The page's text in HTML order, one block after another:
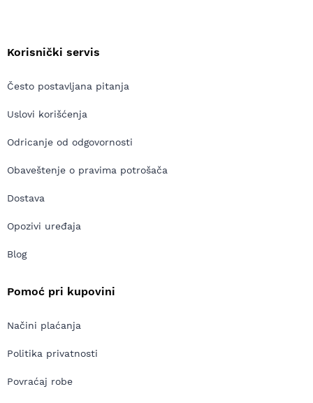
Korisnički servis
Često postavljana pitanja
Uslovi korišćenja
Odricanje od odgovornosti
Obaveštenje o pravima potrošača
Dostava
Opozivi uređaja
Blog
Pomoć pri kupovini
Načini plaćanja
Politika privatnosti
Povraćaj robe